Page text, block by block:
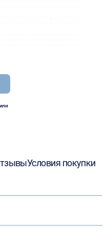
или
Условия покупки